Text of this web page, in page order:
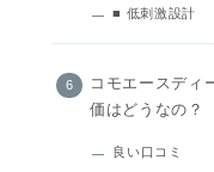
■ 低刺激設計
コモエースディ
価はどうなの？
良い口コミ